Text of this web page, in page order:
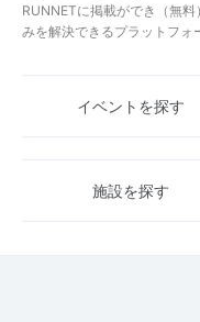
RUNNETに掲載ができ（無
みを解決できるプラットフォ
イベントを探す
施設を探す